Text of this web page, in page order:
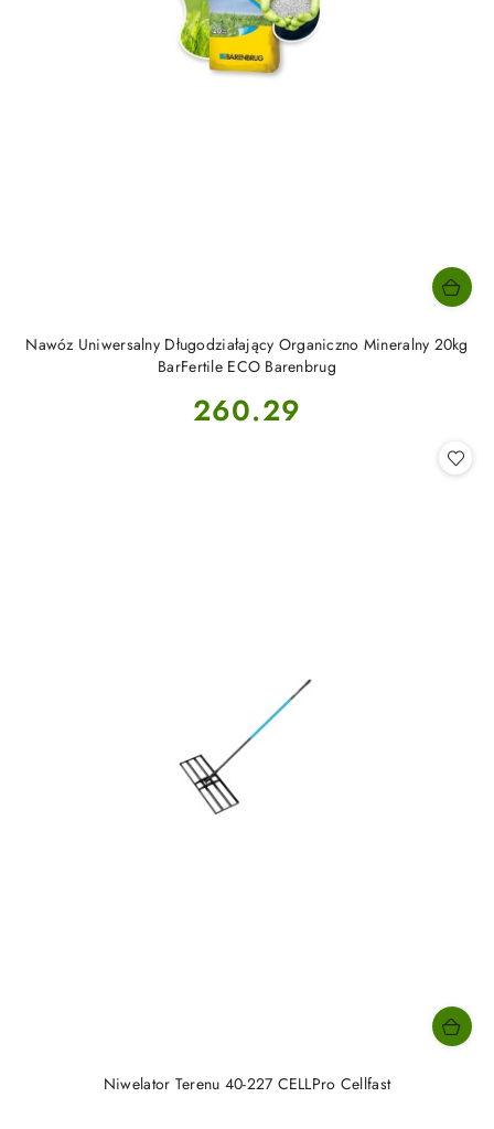
Nawóz Uniwersalny Długodziałający Organiczno Mineralny 20kg
BarFertile ECO Barenbrug
Cena:
260.29
Niwelator Terenu 40-227 CELLPro Cellfast